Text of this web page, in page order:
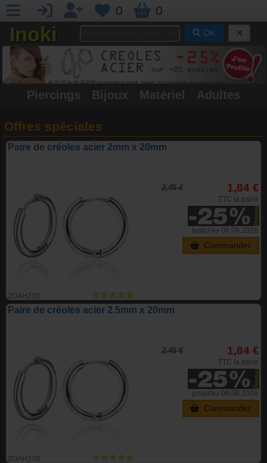
0 0
Inoki OK
Piercings Bijoux Matériel Adultes
Offres spéciales
Paire de créoles acier 2mm x 20mm
ZOAH220
2,45 € 1,84 €
TTC la paire
jusqu'au 06.08.2026
Commander
Paire de créoles acier 2.5mm x 20mm
ZOAH270
2,45 € 1,84 €
TTC la paire
jusqu'au 06.08.2026
Commander